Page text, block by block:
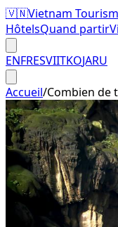
🇻🇳Vietnam Tourism
HôtelsQuand partir
ENFRESVIITKOJARU
Accueil/Combien de